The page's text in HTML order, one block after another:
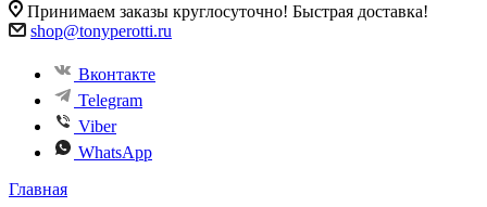
Принимаем заказы круглосуточно! Быстрая доставка!
shop@tonyperotti.ru
Вконтакте
Telegram
Viber
WhatsApp
Главная